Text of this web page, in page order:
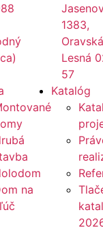
1383,
Oravská
Lesná
57
na
Katalóg